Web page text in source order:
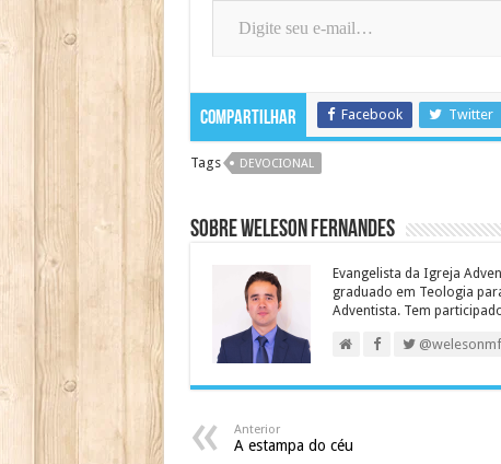
Compartilhar Facebook Twitter
Tags DEVOCIONAL
Sobre Weleson Fernandes
Evangelista da Igreja
graduado em Teologia
Adventista. Tem
@welesonmf
Anterior
A estampa do céu